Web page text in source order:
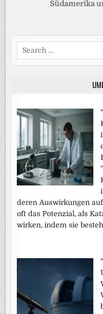
Südamerika
Search
for:
deren Auswirkungen
oft das Potenzial, als
wirken, indem sie